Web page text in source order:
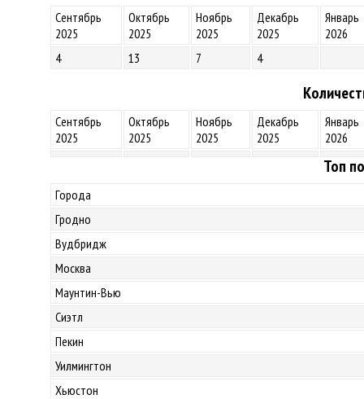
Сентябрь
2025
Октябрь
2025
Ноябрь
2025
Декабрь
2025
Январь
2026
4
13 7 4
Сентябрь
2025
Октябрь
2025
Ноябрь
2025
Декабрь
2025
Январь
2026
Топ
Города
Гродно
Вудбридж
Москва
Маунтин-Вью
Сиэтл
Пекин
Уилмингтон
Хьюстон